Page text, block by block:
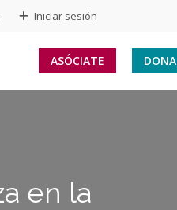
Iniciar sesión
DONA
ASÓCIATE
en la